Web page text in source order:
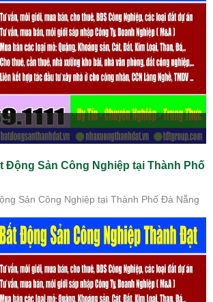
Động Sản Công Nghiệp tại Thành Phố
Sản Công Nghiệp tại Thành Phố Đà Nẵng